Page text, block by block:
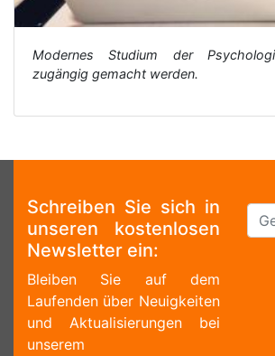
Modernes Studium der
zugängig gemacht werden.
Schreiben Sie sich in
unseren kostenlosen
Newsletter ein:
Bleiben Sie auf dem
Laufenden über Neuigkeiten
und Aktualisierungen bei
unserem